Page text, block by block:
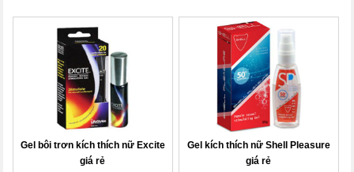
Gel bôi trơn kích thích nữ Excite
giá rẻ
Gel kích thích nữ Shell Pleasure
giá rẻ